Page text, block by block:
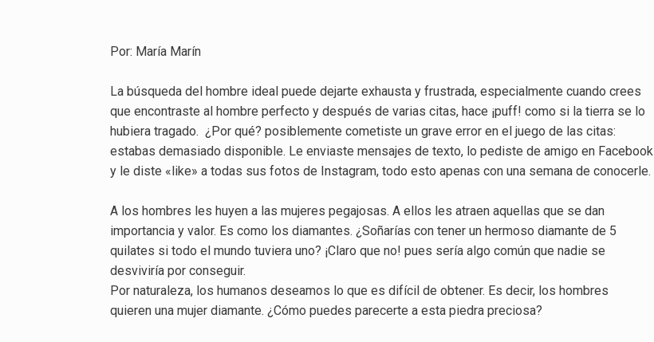
Por: María Marín
La búsqueda del hombre ideal puede dejarte exhausta y frustrada, especialmente cuando crees
que encontraste al hombre perfecto y después de varias citas, hace ¡puff! como si la tierra se lo
hubiera tragado. ¿Por qué? posiblemente cometiste un grave error en el juego de las citas:
estabas demasiado disponible. Le enviaste mensajes de texto, lo pediste de amigo en Facebook
y le diste «like» a todas sus fotos de Instagram, todo esto apenas con una semana de conocerle.
A los hombres les huyen a las mujeres pegajosas. A ellos les atraen aquellas que se dan
importancia y valor. Es como los diamantes. ¿Soñarías con tener un hermoso diamante de 5
quilates si todo el mundo tuviera uno? ¡Claro que no! pues sería algo común que nadie se
desviviría por conseguir.
Por naturaleza, los humanos deseamos lo que es difícil de obtener. Es decir, los hombres
quieren una mujer diamante. ¿Cómo puedes parecerte a esta piedra preciosa?